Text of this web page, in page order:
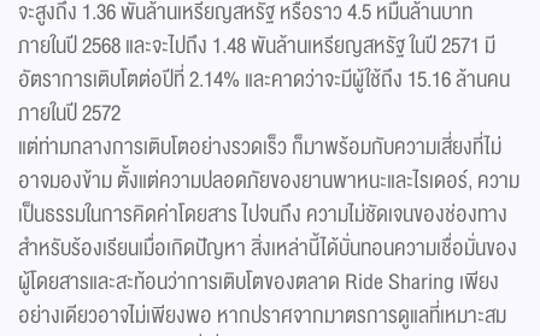
จะสูงถึง 1.36 พันล้านเหรียญสหรัฐ หรือราว 4.5 หมื่นล้านบาท
ภายในปี 2568 และจะไปถึง 1.48 พันล้านเหรียญสหรัฐ ในปี 2571 มี
อัตราการเติบโตต่อปีที่ 2.14% และคาดว่าจะมีผู้ใช้ถึง 15.16 ล้านคน
ภายในปี 2572
แต่ท่ามกลางการเติบโตอย่างรวดเร็ว ก็มาพร้อมกับความเสี่ยงที่ไม่
อาจมองข้าม ตั้งแต่ความปลอดภัยของยานพาหนะและไรเดอร์, ความ
เป็นธรรมในการคิดค่าโดยสาร ไปจนถึง ความไม่ชัดเจนของช่องทาง
สำหรับร้องเรียนเมื่อเกิดปัญหา สิ่งเหล่านี้ได้บั่นทอนความเชื่อมั่นของ
ผู้โดยสารและสะท้อนว่าการเติบโตของตลาด Ride Sharing เพียง
อย่างเดียวอาจไม่เพียงพอ หากปราศจากมาตรการดูแลที่เหมาะสม